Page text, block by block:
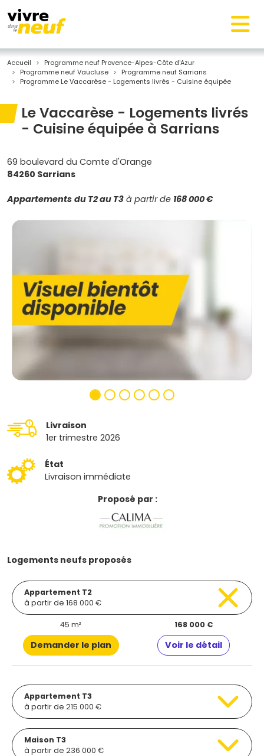
Accueil
Programme neuf Provence-Alpes-Côte d'Azur
Programme neuf Vaucluse
Programme neuf Sarrians
Programme Le Vaccarèse - Logements livrés - Cuisine équipée
Le Vaccarèse - Logements livrés
- Cuisine équipée à Sarrians
69 boulevard du Comte d'Orange
84260 Sarrians
Appartements du T2 au T3 à partir de 168 000 €
Livraison
1er trimestre 2026
État
Livraison immédiate
Proposé par :
Logements neufs proposés
Appartement T2
à partir de 168 000 €
45 m² 168 000 €
Demander le plan Voir le détail
Appartement T3
à partir de 215 000 €
Maison T3
à partir de 236 000 €